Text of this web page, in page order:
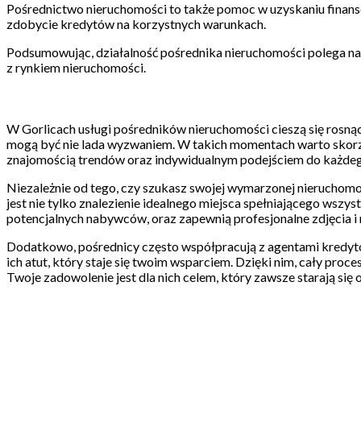
Pośrednictwo nieruchomości to także pomoc w uzyskaniu
zdobycie kredytów na korzystnych warunkach.
Podsumowując, działalność pośrednika nieruchomości polega
z rynkiem nieruchomości.
W Gorlicach usługi pośredników nieruchomości cieszą się
mogą być nie lada wyzwaniem. W takich momentach warto
znajomością trendów oraz indywidualnym podejściem do
Niezależnie od tego, czy szukasz swojej wymarzonej
jest nie tylko znalezienie idealnego miejsca spełniającego
potencjalnych nabywców, oraz zapewnią profesjonalne zdjęcia i
Dodatkowo, pośrednicy często współpracują z agentami
ich atut, który staje się twoim wsparciem. Dzięki nim, cały
Twoje zadowolenie jest dla nich celem, który zawsze starają się